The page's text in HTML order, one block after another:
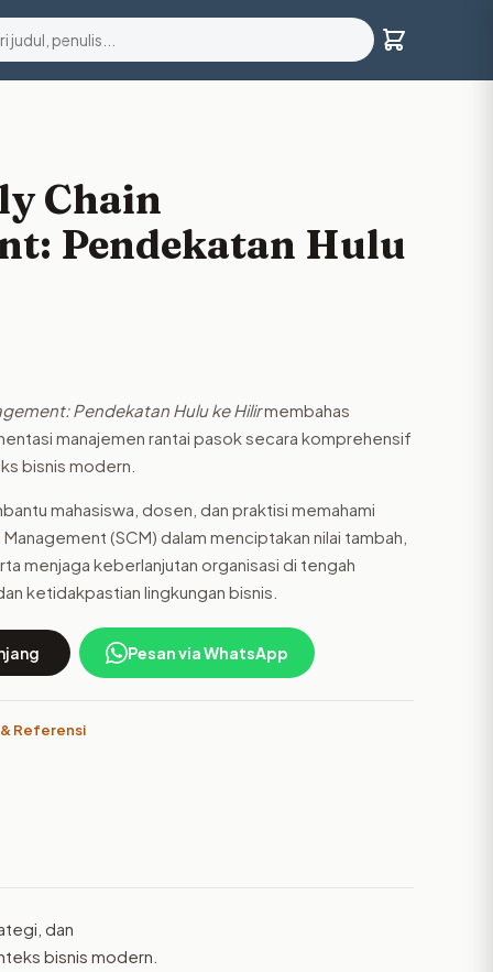
Chain
Pendekatan Hulu
Pendekatan Hulu ke Hilirmembahas
manajemen rantai pasok secara komprehensif
bisnis modern.
mahasiswa, dosen, dan praktisi memahami
(SCM) dalam menciptakan nilai tambah,
menjaga keberlanjutan organisasi di tengah
ketidakpastian lingkungan bisnis.
Pesan via WhatsApp
Referensi
dan
bisnis modern.